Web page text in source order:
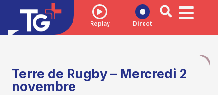
Replay Direct
Terre de Rugby – Mercredi 2
novembre